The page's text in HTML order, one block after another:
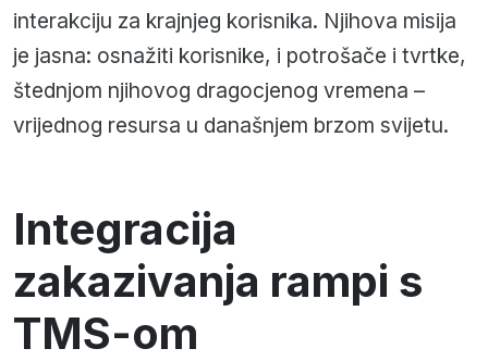
interakciju za krajnjeg korisnika. Njihova misija
je jasna: osnažiti korisnike, i potrošače i tvrtke,
štednjom njihovog dragocjenog vremena –
vrijednog resursa u današnjem brzom svijetu.
Integracija
zakazivanja rampi s
TMS-om